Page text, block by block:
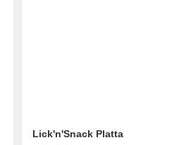
Lick'n'Snack Platta